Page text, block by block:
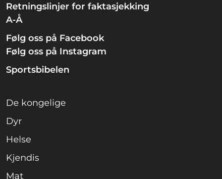
Retningslinjer for faktasjekking
A-Å
Følg oss på Facebook
Følg oss på Instagram
Sportsbibelen
De kongelige
Dyr
Helse
Kjendis
Mat